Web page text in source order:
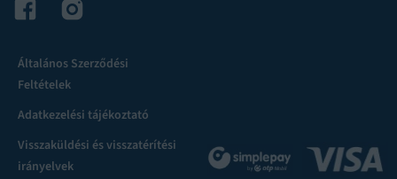
Általános Szerződési
Feltételek
Adatkezelési tájékoztató
Visszaküldési és visszatérítési
irányelvek